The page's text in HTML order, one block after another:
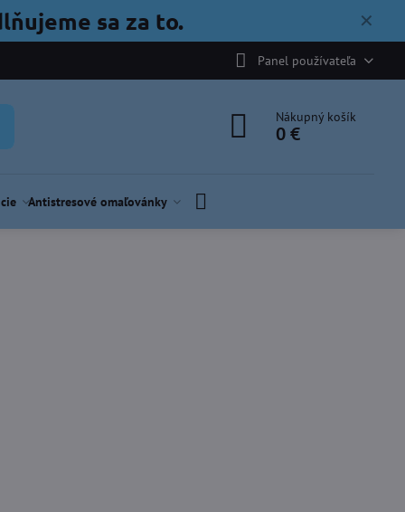
✕
sa za to.
Panel používateľa
Nákupný košík
0 €
Antistresové omaľovánky